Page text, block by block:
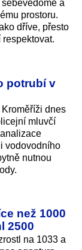
a
prostoru.
dříve, přesto
potrubí v
dnes
mluvčí
vodovodního
nutnou
než 1000
2500
na 1033 a